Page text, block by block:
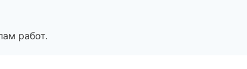
работ.